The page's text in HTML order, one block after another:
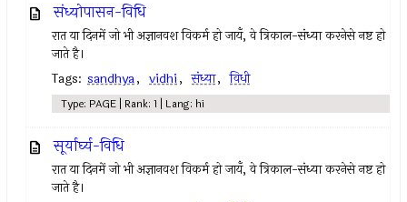
संध्योपासन-विधि
रात या दिनमें जो भी अज्ञानवश विकर्म हो जायँ, वे त्रिकाल-संध्या करनेसे नष्ट हो
जाते है।
Tags: sandhya, vidhi, संध्या, विधी
Type: PAGE | Rank: 1 | Lang: hi
सूर्यार्घ्य-विधि
रात या दिनमें जो भी अज्ञानवश विकर्म हो जायँ, वे त्रिकाल-संध्या करनेसे नष्ट हो
जाते है।